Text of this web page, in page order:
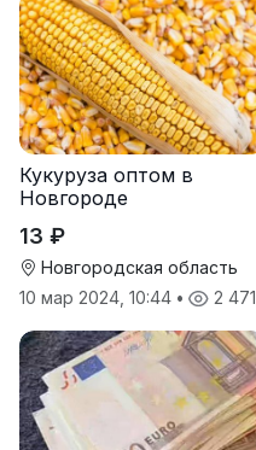
Кукуруза оптом в
Новгороде
13 ₽
Новгородская область
10 мар 2024, 10:44 • 2 471